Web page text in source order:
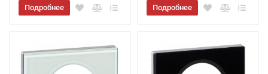
Подробнее Подробнее